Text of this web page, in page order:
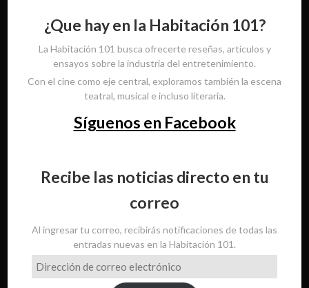
¿Que hay en la Habitación 101?
La Habitación 101 busca ofrecerte reseñas, artículos y
ensayos sobre la industria del entretenimiento.
Con el cine como eje central, exploramos también la escena
teatral, musical e incluso literaria.
Síguenos en Facebook
Recibe las noticias directo en tu
correo
Al ingresar tu correo, recibirás notificaciones de todas las
entradas nuevas en la Habitación 101.
Dirección
de